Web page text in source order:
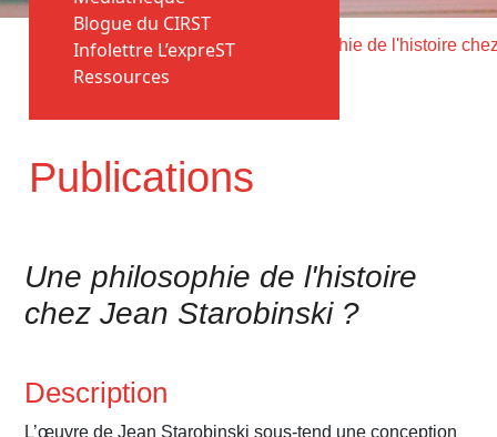
Accueil > Publications >
Publications
Blogue du CIRST
Infolettre L’expreST
Ressources
Une philosophie de l'histoire
chez Jean Starobinski ?
Description
L’œuvre de Jean Starobinski sous-tend une conception